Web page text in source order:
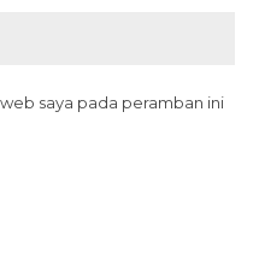
saya pada peramban ini